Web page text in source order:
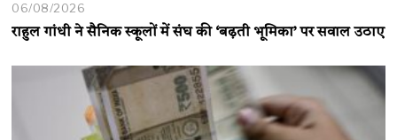
06/08/2026
राहुल गांधी ने सैनिक स्कूलों में संघ की ‘बढ़ती भूमिका’ पर सवाल उठाए